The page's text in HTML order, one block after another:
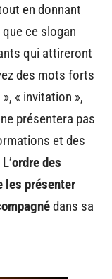
en donnant
ce slogan
qui attireront
des mots forts
« invitation »,
présentera pas
et des
L’ordre des
les présenter
dans sa